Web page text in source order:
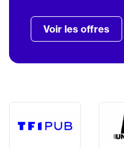
Voir les offres